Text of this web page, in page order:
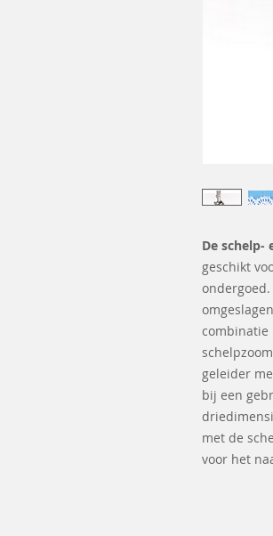
De
geschikt
combinatie
geleider
bij een
met de
voor het